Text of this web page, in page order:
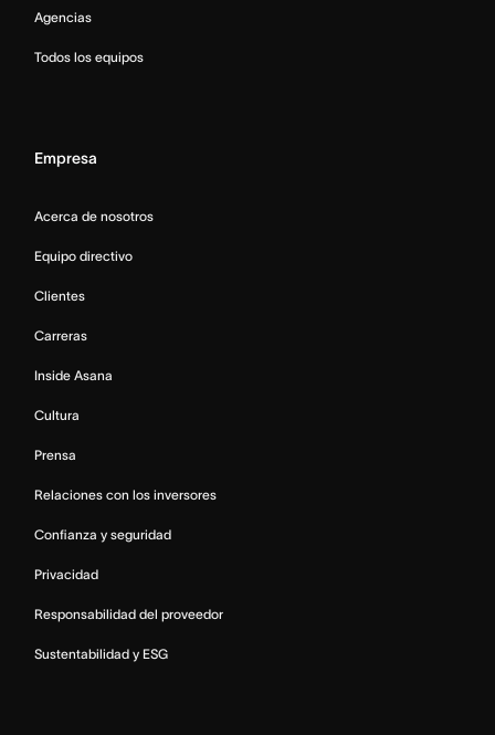
Agencias
Todos los equipos
Empresa
Acerca de nosotros
Equipo directivo
Clientes
Carreras
Inside Asana
Cultura
Prensa
Relaciones con los inversores
Confianza y seguridad
Privacidad
Responsabilidad del proveedor
Sustentabilidad y ESG